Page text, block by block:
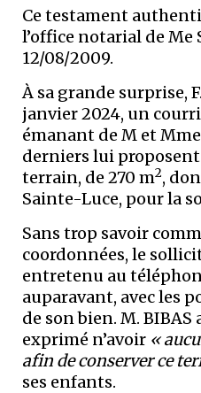
Ce testament
l’office notarial de Me
12/08/2009.
À sa grande surprise,
janvier 2024, un
émanant de M et Mme
derniers lui
terrain, de 270 m2,
Sainte-Luce, pour la
Sans trop savoir
coordonnées, le
entretenu au
auparavant, avec les
de son bien. M.
exprimé n’avoir «
afin de conserver ce
ses enfants.